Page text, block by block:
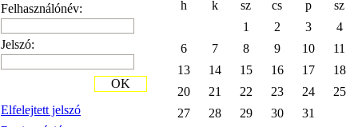
Felhasználónév:
Jelszó:
Elfelejtett jelszó
OK
h
k sz cs p
sz
1
2 3
4
6
7 8 9 10
11
13
14 15 16 17
18
20
21 22 23 24
25
27
28 29 30 31